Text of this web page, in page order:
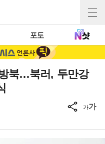
포토
북…북러, 두만강
가가